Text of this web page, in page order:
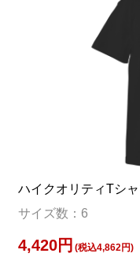
ハイクオリティTシ
サイズ数：6
4,420円 (税込4,862円)